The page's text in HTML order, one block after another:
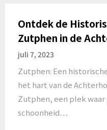
Ontdek de
Zutphen in de
juli 7, 2023
Zutphen: Een
het hart van de
Zutphen, een plek waar
schoonheid…